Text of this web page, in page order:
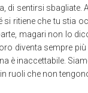
di sentirsi
si ritiene che tu stia
magari non lo
diventa sempre
è inaccettabile.
ruoli che non